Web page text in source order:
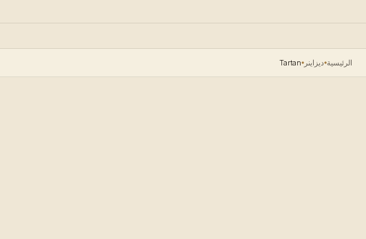
الرئيسية ديزاينر Tartan